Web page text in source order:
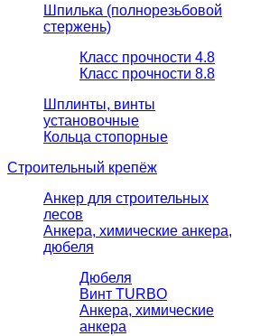
Шпилька (полнорезьбовой
стержень)
Класс прочности 4.8
Класс прочности 8.8
Шплинты, винты
установочные
Кольца стопорные
Строительный крепёж
Анкер для строительных
лесов
Анкера, химические анкера,
дюбеля
Дюбеля
Винт TURBO
Анкера, химические
анкера